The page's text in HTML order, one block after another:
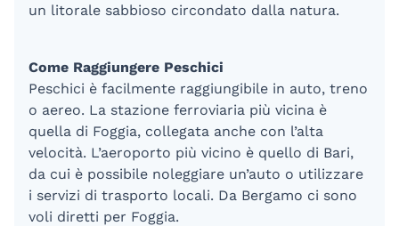
un litorale sabbioso circondato dalla natura.
Come Raggiungere Peschici
Peschici è facilmente raggiungibile in auto, treno
o aereo. La stazione ferroviaria più vicina è
quella di Foggia, collegata anche con l’alta
velocità. L’aeroporto più vicino è quello di Bari,
da cui è possibile noleggiare un’auto o utilizzare
i servizi di trasporto locali. Da Bergamo ci sono
voli diretti per Foggia.